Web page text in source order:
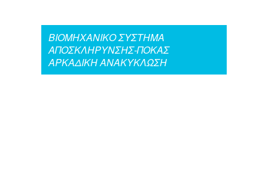
ΒΙΟΜΗΧΑΝΙΚΟ ΣΥΣΤΗΜΑ
ΑΠΟΣΚΛΗΡΥΝΣΗΣ-ΠΟΚΑΣ
ΑΡΚΑΔΙΚΗ ΑΝΑΚΥΚΛΩΣΗ